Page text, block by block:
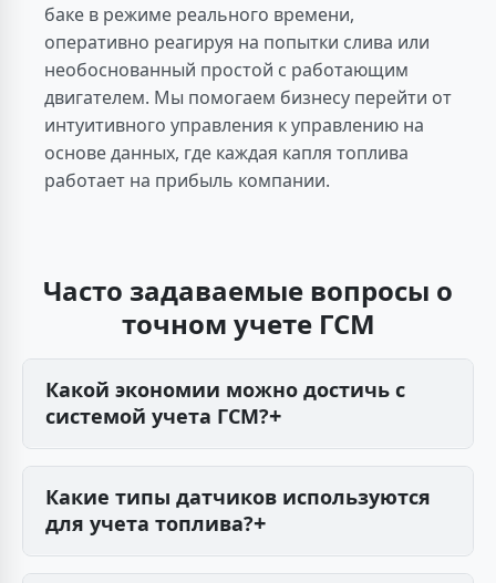
баке в режиме реального времени,
оперативно реагируя на попытки слива или
необоснованный простой с работающим
двигателем. Мы помогаем бизнесу перейти от
интуитивного управления к управлению на
основе данных, где каждая капля топлива
работает на прибыль компании.
Часто задаваемые вопросы о
точном учете ГСМ
Какой экономии можно достичь с
системой учета ГСМ?
В среднем наши клиенты достигают экономии
15-30% от расходов на топливо. Конкретные
цифры зависят от текущего уровня контроля
Какие типы датчиков используются
для учета топлива?
Мы работаем с погружными (ДУТ),